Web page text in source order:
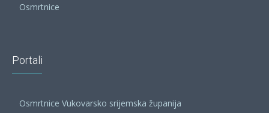
Osmrtnice
Portali
Osmrtnice Vukovarsko srijemska županija